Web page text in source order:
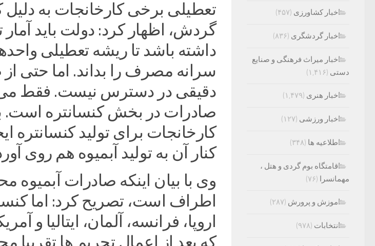
تعطیلی برخی کارخانجات به دلیل
گردش، اظهار کرد: دولت باید آمار
داشته باشد تا ریشه تعطیلی
سرانه مصرف را بداند. اما حتی
دقیقی در دسترس نیست. فقط
صادرات در بخش کنسانتره است.
کارخانجات برای تولید کنسانتره
کنار آن به تولید آبمیوه هم روی
وی با بیان اینکه صادرات آبمیوه
اطراف است، تصریح کرد: اما
اروپا، فرانسه، آلمان، ایتالیا و
که بعد از اعمال تحریم ها تقریبا
اخبار کشاورزی (۴۵۷)
اخبار گردشگری (۸۳۶)
اخبار میراث فرهنگی و صنایع
دستی (۱,۴۱۶)
اخبار هنری (۱,۴۷۹)
اخبار ورزشی (۱۲۷)
اطلاعیه ها (۳۴۸)
اقامتگاه بوم گردی و هتل ،
مهمانسرا (۷۶)
اموزش و پرورش (۲۸۷)
انتخابات (۹۷۸)